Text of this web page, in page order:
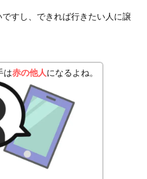
すし、できれば行きたい人に譲
は赤の他人になるよね。